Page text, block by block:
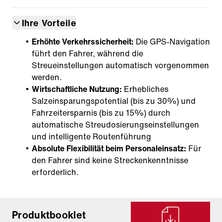
Ihre Vorteile
Erhöhte Verkehrssicherheit: Die GPS-Navigation
führt den Fahrer, während die
Streueinstellungen automatisch vorgenommen
werden.
Wirtschaftliche Nutzung: Erhebliches
Salzeinsparungspotential (bis zu 30%) und
Fahrzeitersparnis (bis zu 15%) durch
automatische Streudosierungseinstellungen
und intelligente Routenführung
Absolute Flexibilität beim Personaleinsatz: Für
den Fahrer sind keine Streckenkenntnisse
erforderlich.
Produktbooklet